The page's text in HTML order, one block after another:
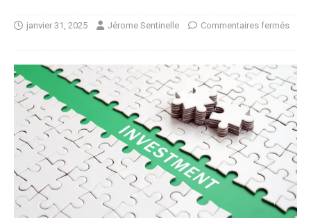
janvier 31, 2025 Jérome Sentinelle Commentaires fermés